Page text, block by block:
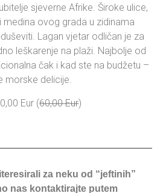
sjeverne Afrike. Široke ulice,
medina ovog grada u zidinama
Lagan vjetar odličan je za
leškarenje na plaži. Najbolje od
čak i kad ste na budžetu –
morske delicije.
Eur (60,00 Eur)
za neku od “jeftinih”
nas kontaktirajte putem